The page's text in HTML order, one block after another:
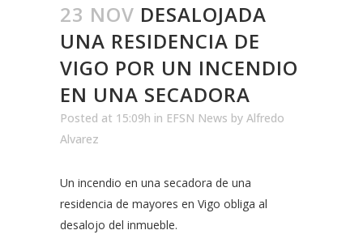
23 NOV DESALOJADA
UNA RESIDENCIA DE
VIGO POR UN INCENDIO
EN UNA SECADORA
Posted at 15:09h in EFSN News by Alfredo
Alvarez
Un incendio en una secadora de una
residencia de mayores en Vigo obliga al
desalojo del inmueble.